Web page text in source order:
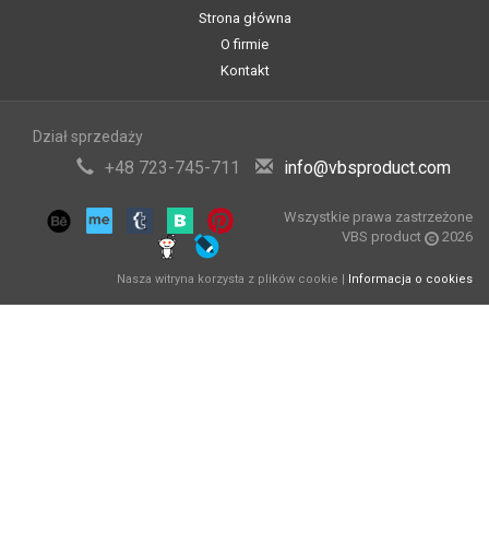
Strona główna
O firmie
Kontakt
Dział sprzedaży
+48 723-745-711 info@vbsproduct.com
Wszystkie prawa zastrzeżone
VBS product
2026
Nasza witryna korzysta z plików cookie | Informacja o cookies